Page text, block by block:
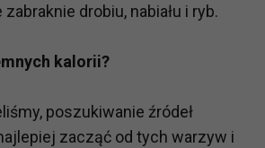
drobiu, nabiału i ryb.
kalorii?
poszukiwanie źródeł
zacząć od tych warzyw i